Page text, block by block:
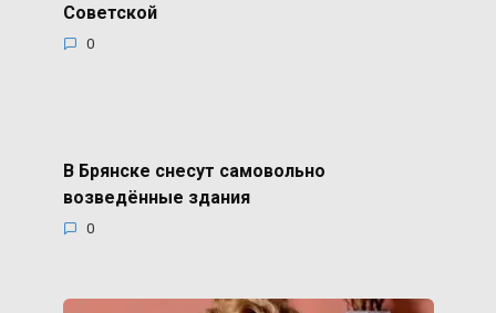
Советской
0
В Брянске снесут самовольно
возведённые здания
0